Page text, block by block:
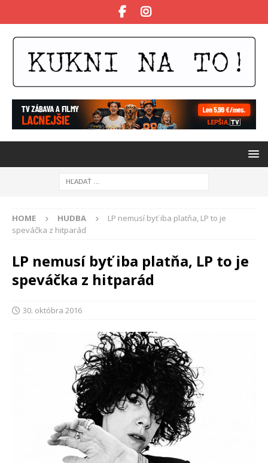
HOME HUDBA
LP nemusí byť iba platňa, LP to je
speváčka z hitparád
LP nemusí byť iba platňa, LP to je
speváčka z hitparád
30. októbra 2016